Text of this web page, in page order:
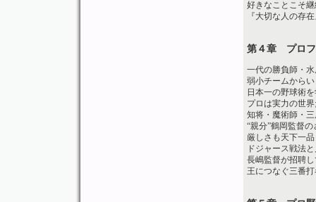
好きなことこそ
『大切な人の存
第４章 プロフ
一代の勝負師・
弱小チームから
日本一の野球術
プロは実力の世界
知将・魔術師・
“親分”鶴岡監督
厳しさも天下一
ドジャース戦法
長嶋監督が招聘
王につなぐ三番